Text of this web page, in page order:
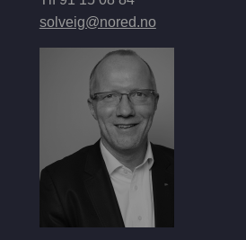
solveig@nored.no